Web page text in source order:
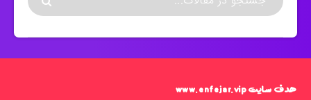
هدف سایت www.enfejar.vip